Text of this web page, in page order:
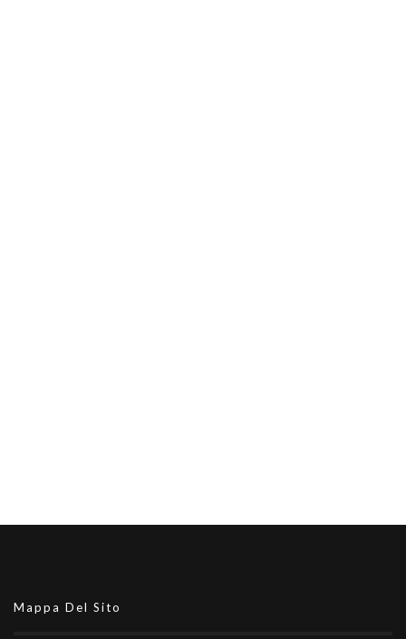
Mappa Del Sito